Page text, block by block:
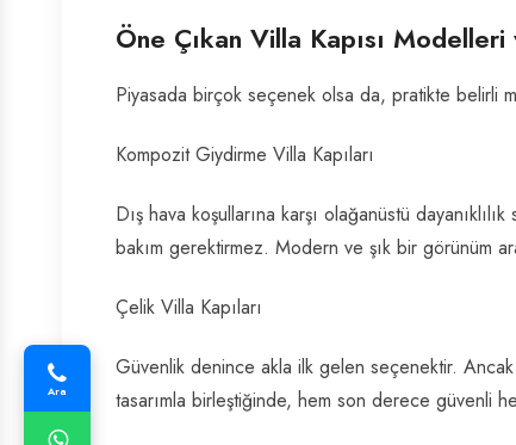
Öne Çıkan Villa Kapısı
Piyasada birçok seçenek olsa da, pratikte belirli
Kompozit Giydirme Villa Kapıları
Dış hava koşullarına karşı olağanüstü
bakım gerektirmez. Modern ve şık bir görünüm
Çelik Villa Kapıları
Güvenlik denince akla ilk gelen seçenektir.
tasarımla birleştiğinde, hem son derece güvenli
Ara